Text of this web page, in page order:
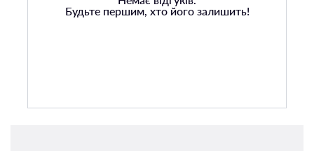
Будьте першим, хто його залишить!